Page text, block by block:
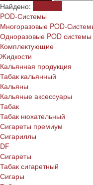
Найдено:
POD-Системы
Многоразовые POD-
Одноразовые POD системы
Комплектующие
Жидкости
Кальянная продукция
Табак кальянный
Кальяны
Кальяные аксессуары
Табак
Табак нюхательный
Сигареты премиум
Сигариллы
DF
Сигареты
Табак сигаретный
Сигары